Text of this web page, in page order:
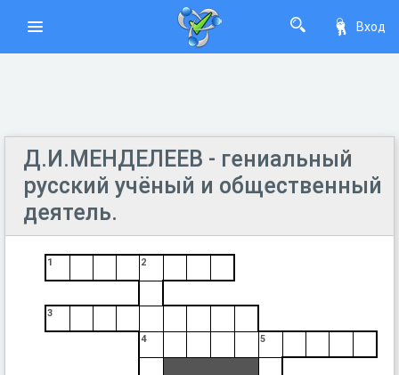
Вход
Д.И.МЕНДЕЛЕЕВ - гениальный
русский учёный и общественный
деятель.
1 2
3
4 5